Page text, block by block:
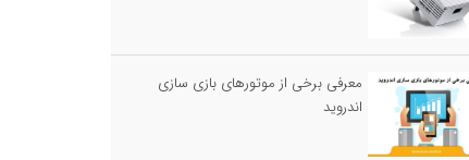
معرفی برخی از موتورهای بازی سازی
اندروید